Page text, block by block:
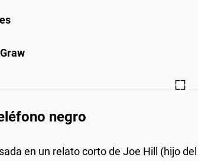
negro
en un relato corto de Joe Hill (hijo del